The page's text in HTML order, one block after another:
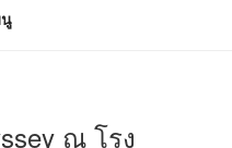
ณ โรง